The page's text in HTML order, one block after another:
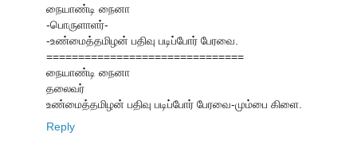
நையாண்டி நைனா
-பொருளாளர்-
-உண்மைத்தமிழன் பதிவு படிப்போர் பேரவை.
===============================
நையாண்டி நைனா
தலைவர்
உண்மைத்தமிழன் பதிவு படிப்போர் பேரவை-மும்பை கிளை.
Reply